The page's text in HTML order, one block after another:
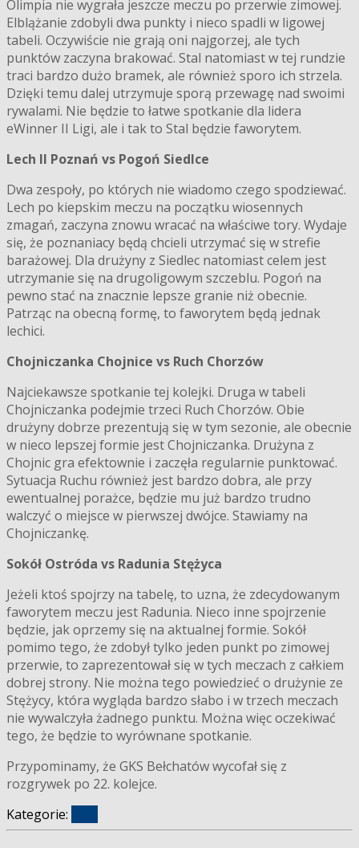
Olimpia nie wygrała jeszcze meczu po przerwie zimowej.
Elblążanie zdobyli dwa punkty i nieco spadli w ligowej
tabeli. Oczywiście nie grają oni najgorzej, ale tych
punktów zaczyna brakować. Stal natomiast w tej rundzie
traci bardzo dużo bramek, ale również sporo ich strzela.
Dzięki temu dalej utrzymuje sporą przewagę nad swoimi
rywalami. Nie będzie to łatwe spotkanie dla lidera
eWinner II Ligi, ale i tak to Stal będzie faworytem.
Lech II Poznań vs Pogoń Siedlce
Dwa zespoły, po których nie wiadomo czego spodziewać.
Lech po kiepskim meczu na początku wiosennych
zmagań, zaczyna znowu wracać na właściwe tory. Wydaje
się, że poznaniacy będą chcieli utrzymać się w strefie
barażowej. Dla drużyny z Siedlec natomiast celem jest
utrzymanie się na drugoligowym szczeblu. Pogoń na
pewno stać na znacznie lepsze granie niż obecnie.
Patrząc na obecną formę, to faworytem będą jednak
lechici.
Chojniczanka Chojnice vs Ruch Chorzów
Najciekawsze spotkanie tej kolejki. Druga w tabeli
Chojniczanka podejmie trzeci Ruch Chorzów. Obie
drużyny dobrze prezentują się w tym sezonie, ale obecnie
w nieco lepszej formie jest Chojniczanka. Drużyna z
Chojnic gra efektownie i zaczęła regularnie punktować.
Sytuacja Ruchu również jest bardzo dobra, ale przy
ewentualnej porażce, będzie mu już bardzo trudno
walczyć o miejsce w pierwszej dwójce. Stawiamy na
Chojniczankę.
Sokół Ostróda vs Radunia Stężyca
Jeżeli ktoś spojrzy na tabelę, to uzna, że zdecydowanym
faworytem meczu jest Radunia. Nieco inne spojrzenie
będzie, jak oprzemy się na aktualnej formie. Sokół
pomimo tego, że zdobył tylko jeden punkt po zimowej
przerwie, to zaprezentował się w tych meczach z całkiem
dobrej strony. Nie można tego powiedzieć o drużynie ze
Stężycy, która wygląda bardzo słabo i w trzech meczach
nie wywalczyła żadnego punktu. Można więc oczekiwać
tego, że będzie to wyrównane spotkanie.
Przypominamy, że GKS Bełchatów wycofał się z
rozgrywek po 22. kolejce.
Kategorie: